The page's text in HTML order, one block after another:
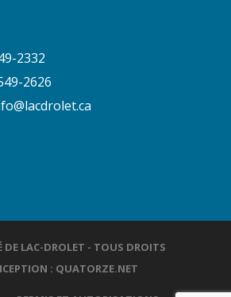
2332
2626
LAC-DROLET - TOUS DROITS
: QUATORZE.NET